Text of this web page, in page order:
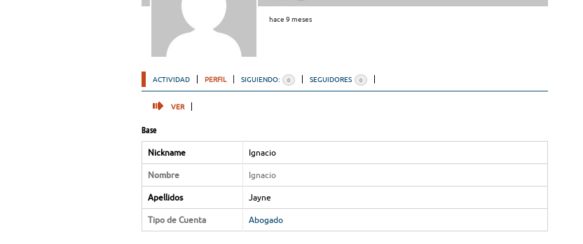
hace 9 meses
ACTIVIDAD PERFIL SIGUIENDO: 0 SEGUIDORES 0
VER
Base
Nickname Ignacio
Nombre Ignacio
Apellidos Jayne
Tipo de Cuenta Abogado